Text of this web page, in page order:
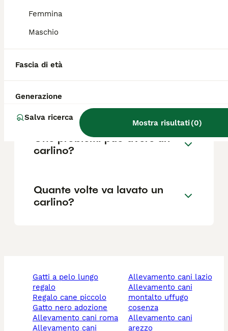
Femmina
Maschio
Fascia di età
Generazione
Salva ricerca
Mostra risultati(0)
Quanto vive in media un
Carlino?
Che problemi può avere un
carlino?
Quante volte va lavato un
carlino?
gatti a pelo lungo
regalo
regalo cane piccolo
gatto nero adozione
allevamento cani roma
allevamento cani
allevamento cani lazio
allevamento cani
montalto uffugo
cosenza
allevamento cani
arezzo